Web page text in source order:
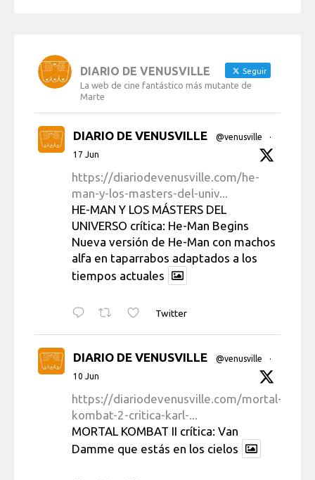
DIARIO DE VENUSVILLE Seguir
La web de cine fantástico más mutante de
Marte
DIARIO DE VENUSVILLE @venusville
·
17 Jun
https://diariodevenusville.com/he-
man-y-los-masters-del-univ...
HE-MAN Y LOS MÁSTERS DEL
UNIVERSO crítica: He-Man Begins
Nueva versión de He-Man con machos
alfa en taparrabos adaptados a los
tiempos actuales
Twitter
DIARIO DE VENUSVILLE @venusville
·
10 Jun
https://diariodevenusville.com/mortal-
kombat-2-critica-karl-...
MORTAL KOMBAT II crítica: Van
Damme que estás en los cielos